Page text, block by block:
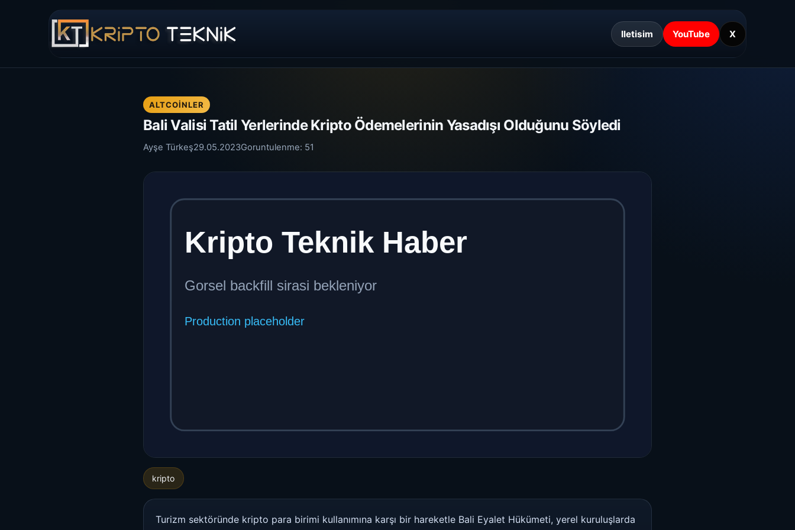
Iletisim YouTube X
ALTCOINLER
Bali Valisi Tatil Yerlerinde Kripto Ödemelerinin Yasadışı Olduğunu Söyledi
Ayşe Türkeş29.05.2023Goruntulenme: 51
kripto
Turizm sektöründe kripto para birimi kullanımına karşı bir hareketle Bali Eyalet Hükümeti, yerel kuruluşlarda